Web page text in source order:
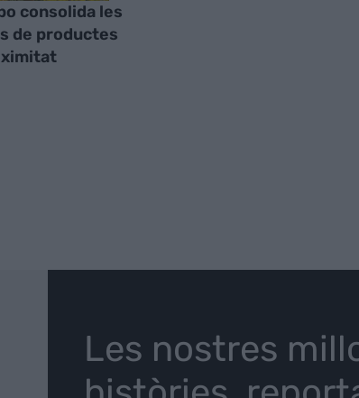
consolida les
de productes
Les nostres